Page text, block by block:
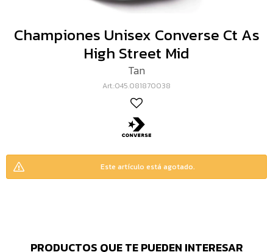
Championes Unisex Converse Ct As
High Street Mid
Tan
045.081870038
Este artículo está agotado.
PRODUCTOS QUE TE PUEDEN INTERESAR